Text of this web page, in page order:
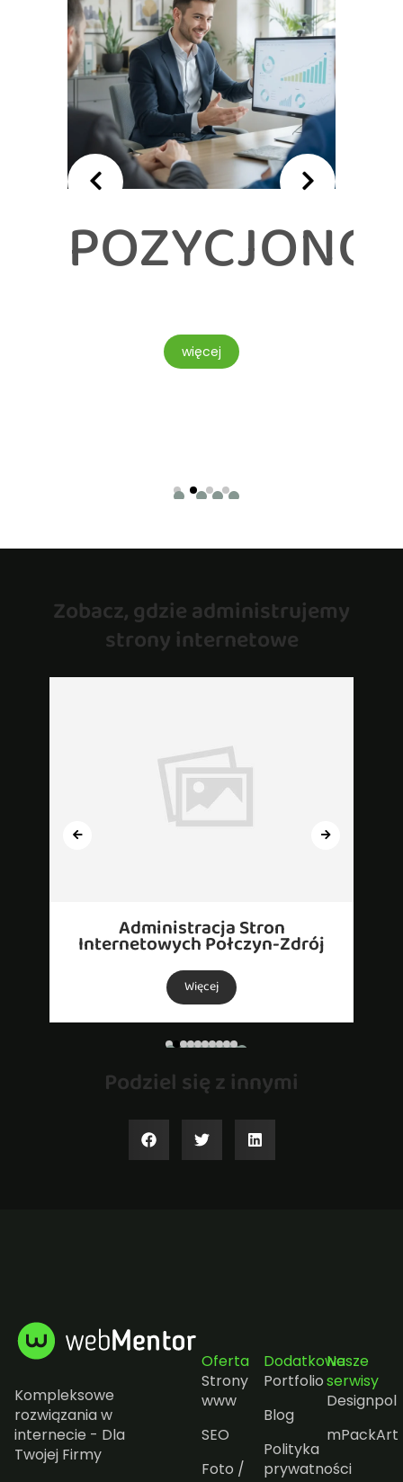
więcej
Zobacz, gdzie administrujemy
strony internetowe
Administracja Stron
Internetowych Połczyn-Zdrój
Więcej
Podziel się z innymi
Kompleksowe
rozwiązania w
internecie - Dla
Twojej Firmy
Oferta
Strony
www
SEO
Foto /
Dodatkowe
Portfolio
Blog
Polityka
prywatności
Nasze
serwisy
Designpol
mPackArt